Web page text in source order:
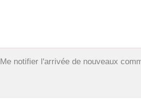
Me notifier l'arrivée de nouveaux